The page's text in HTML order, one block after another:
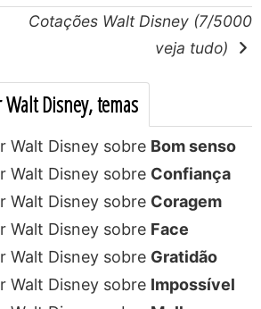
Cotações Walt Disney (7/5000
veja tudo)
Disney, temas
Walt Disney sobre Bom senso
Walt Disney sobre Confiança
Walt Disney sobre Coragem
Walt Disney sobre Face
Walt Disney sobre Gratidão
Walt Disney sobre Impossível